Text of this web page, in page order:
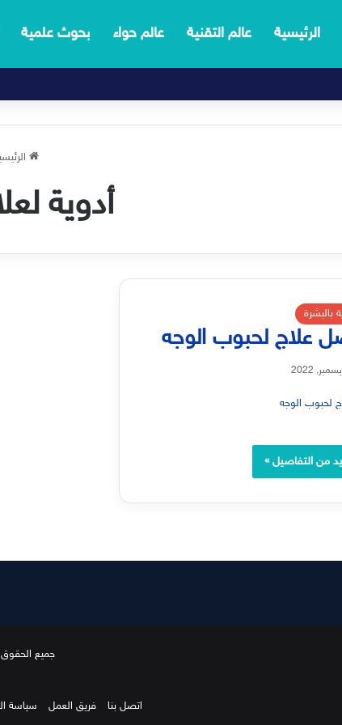
الرئيسية عالم التقنية عالم حواء بحوث علمية
أدوية
بالبشرة
علاج لحبوب الوجه
من التفاصيل »
جميع الحقوق
اتصل بنا فريق العمل سياسة